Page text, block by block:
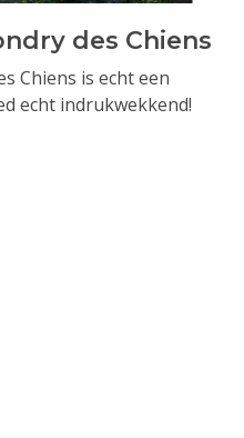
des Chiens
Chiens is echt een
echt indrukwekkend!